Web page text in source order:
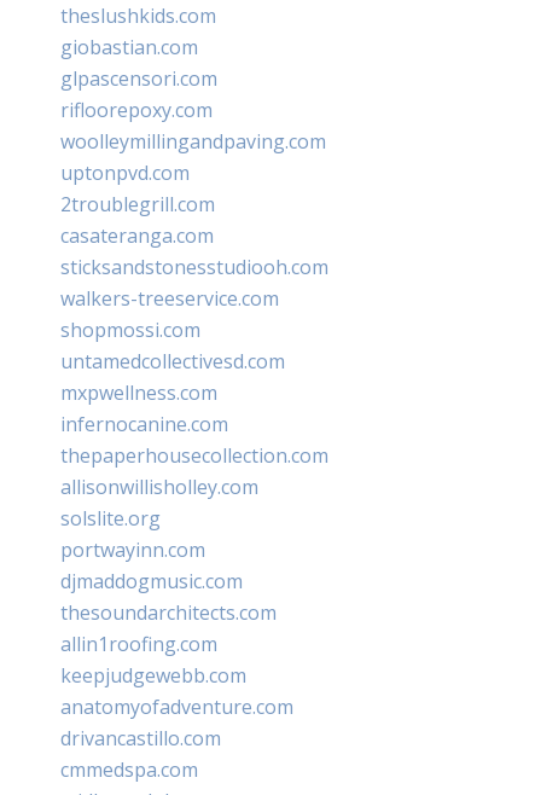
theslushkids.com
giobastian.com
glpascensori.com
rifloorepoxy.com
woolleymillingandpaving.com
uptonpvd.com
2troublegrill.com
casateranga.com
sticksandstonesstudiooh.com
walkers-treeservice.com
shopmossi.com
untamedcollectivesd.com
mxpwellness.com
infernocanine.com
thepaperhousecollection.com
allisonwillisholley.com
solslite.org
portwayinn.com
djmaddogmusic.com
thesoundarchitects.com
allin1roofing.com
keepjudgewebb.com
anatomyofadventure.com
drivancastillo.com
cmmedspa.com